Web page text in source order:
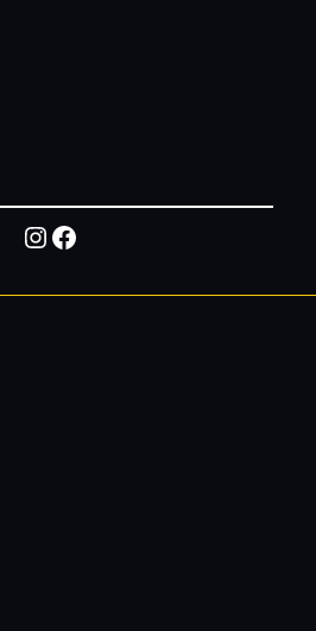
Instagram
Facebook